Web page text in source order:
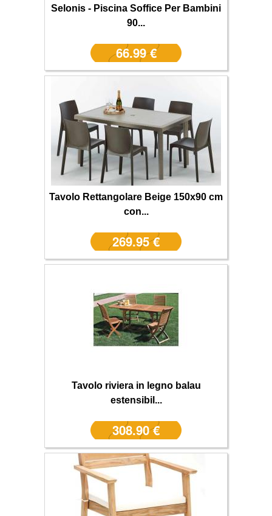
Selonis - Piscina Soffice Per Bambini
90...
66.99 €
Tavolo Rettangolare Beige 150x90 cm
con...
269.95 €
Tavolo riviera in legno balau
estensibil...
308.90 €